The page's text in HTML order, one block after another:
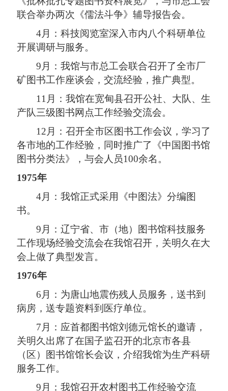
联合举办两次《儒法斗争》辅导报告会。
4月：科技阅览室深入市内八个科研单位
开展调研与服务。
9月：我馆与市总工会联合召开了全市厂
矿图书工作座谈会，交流经验，推广典型。
11月：我馆在宽甸县召开公社、大队、生
产队三级图书网点工作经验交流会。
12月：召开全市区图书工作会议，学习了
各市地的工作经验，同时推广了《中国图书馆
图书分类法》，与会人员100余名。
1975年
4月：我馆正式采用《中图法》分编图
书。
9月：辽宁省、市（地）图书馆科技服务
工作现场经验交流会在我馆召开，关明久在大
会上做了典型发言。
1976年
6月：为唐山地震伤残人员服务，送书到
病房，送专题资料到医疗单位。
7月：应首都图书馆刘德元馆长的邀请，
关明久出席了在国子监召开的北京市各县
（区）图书馆馆长会议，介绍我馆为生产科研
服务工作。
9月：我馆召开农村图书工作经验交流